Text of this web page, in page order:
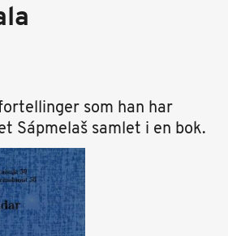
som han har
Sápmelaš samlet i en bok.